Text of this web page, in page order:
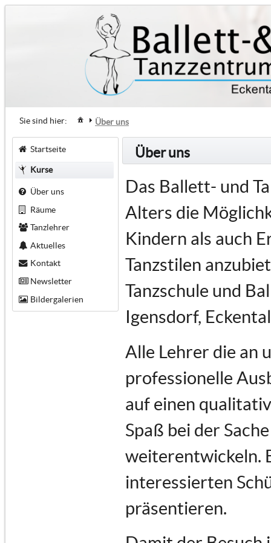
Sie sind hier: Über uns
Startseite
Kurse
Über uns
Räume
Tanzlehrer
Aktuelles
Kontakt
Newsletter
Bildergalerien
Über uns
Das Ballett- und
Alters die
Kindern als auch
Tanzstilen
Tanzschule und
Igensdorf,
Alle Lehrer die an
professionelle
auf einen
Spaß bei der
weiterentwickeln.
interessierten
präsentieren.